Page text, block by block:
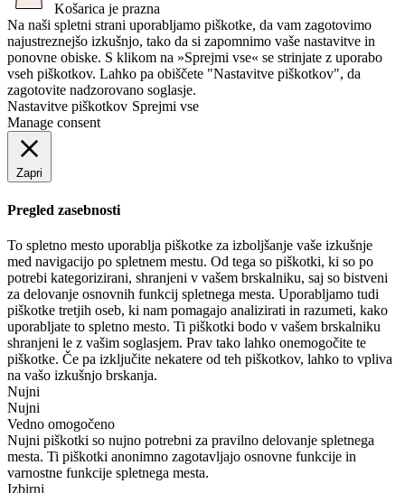
Košarica je prazna
Na naši spletni strani uporabljamo piškotke, da vam zagotovimo
najustreznejšo izkušnjo, tako da si zapomnimo vaše nastavitve in
ponovne obiske. S klikom na »Sprejmi vse« se strinjate z uporabo
vseh piškotkov. Lahko pa obiščete "Nastavitve piškotkov", da
zagotovite nadzorovano soglasje.
Nastavitve piškotkov Sprejmi vse
Manage consent
Zapri
Pregled zasebnosti
To spletno mesto uporablja piškotke za izboljšanje vaše izkušnje
med navigacijo po spletnem mestu. Od tega so piškotki, ki so po
potrebi kategorizirani, shranjeni v vašem brskalniku, saj so bistveni
za delovanje osnovnih funkcij spletnega mesta. Uporabljamo tudi
piškotke tretjih oseb, ki nam pomagajo analizirati in razumeti, kako
uporabljate to spletno mesto. Ti piškotki bodo v vašem brskalniku
shranjeni le z vašim soglasjem. Prav tako lahko onemogočite te
piškotke. Če pa izključite nekatere od teh piškotkov, lahko to vpliva
na vašo izkušnjo brskanja.
Nujni
Nujni
Vedno omogočeno
Nujni piškotki so nujno potrebni za pravilno delovanje spletnega
mesta. Ti piškotki anonimno zagotavljajo osnovne funkcije in
varnostne funkcije spletnega mesta.
Izbirni